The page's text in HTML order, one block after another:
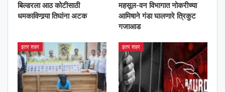
बिल्डरला आठ कोटीसाठी
धमकाविणार्‍या तिघांना अटक
महसूल-वन विभागात नोकरीच्या
आमिषाने गंडा घालणारे त्रिकुट
गजाआड
इतर शहर इतर शहर